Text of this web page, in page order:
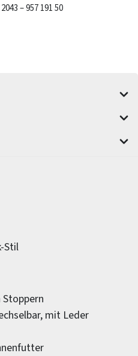
– 957 191 50
Stil
mit Leder